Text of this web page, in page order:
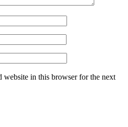
website in this browser for the next